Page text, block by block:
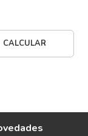
CALCULAR